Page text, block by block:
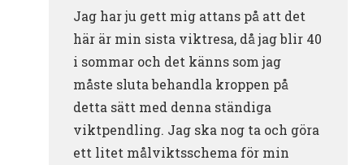
Jag har ju gett mig attans på att det
här är min sista viktresa, då jag blir 40
i sommar och det känns som jag
måste sluta behandla kroppen på
detta sätt med denna ständiga
viktpendling. Jag ska nog ta och göra
ett litet målviktsschema för min